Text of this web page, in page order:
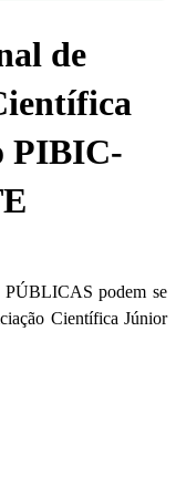
de
PIBIC-
PÚBLICAS podem se
Científica Júnior